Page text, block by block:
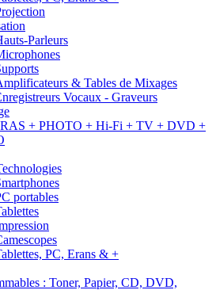
Parleurs
& Tables de Mixages
Vocaux - Graveurs
+ PHOTO + Hi-Fi + TV + DVD +
portables
PC, Erans & +
: Toner, Papier, CD, DVD,